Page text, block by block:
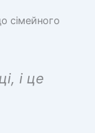
сімейного
і це